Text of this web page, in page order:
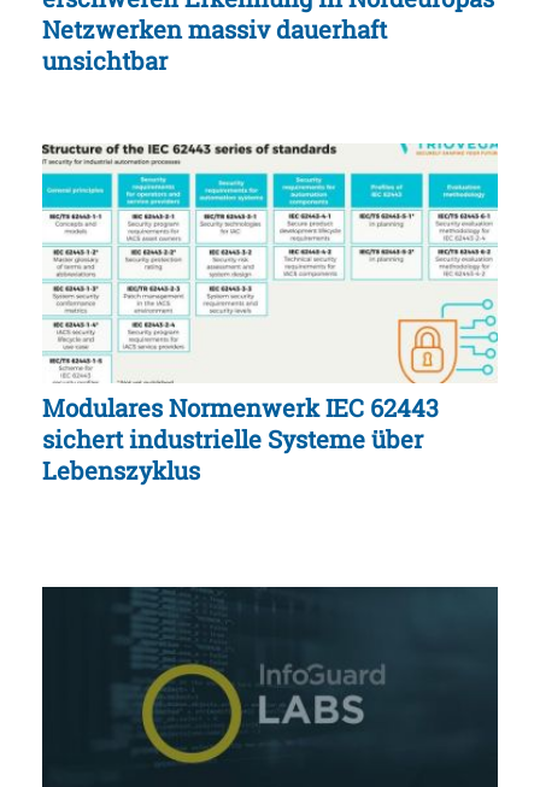
Netzwerken massiv dauerhaft
unsichtbar
Modulares Normenwerk IEC 62443
sichert industrielle Systeme über
Lebenszyklus